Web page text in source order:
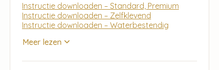
Instructie downloaden – Standard, Premium
Instructie downloaden – Zelfklevend
Instructie downloaden – Waterbestendig
Meer lezen